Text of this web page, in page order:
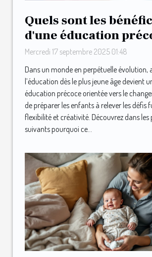
Quels sont les
d'une éducation
orientée vers le
?
Mercredi 17 septembre 2025 01:48
Dans un monde en perpétuelle évolution,
l’éducation dès le plus jeune âge devient
éducation précoce orientée vers le
de préparer les enfants à relever les défis
flexibilité et créativité. Découvrez dans
suivants pourquoi ce...